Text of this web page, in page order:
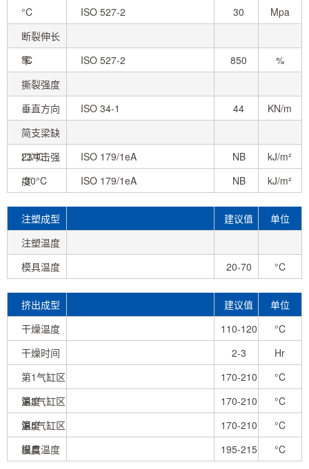
°C
ISO 527-2 30
Mpa
断裂伸长
率
°C ISO 527-2 850
%
撕裂强度
垂直方向
ISO 34-1 44
KN/m
简支梁缺
口冲击强
度
23°C ISO 179/1eA NB
kJ/m²
-30°C
ISO 179/1eA NB kJ/m²
注塑成型
条件
建议值
单位
注塑温度
模具温度
20-70 °C
挤出成型
条件
建议值
单位
干燥温度
110-120
°C
干燥时间
2-3
Hr
第1气缸区
温度
170-210
°C
第3气缸区
温度
170-210
°C
第5气缸区
温度
170-210
°C
模具温度
195-215 °C